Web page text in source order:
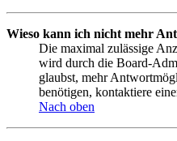
Wieso kann ich nicht mehr
Die maximal zulässige
wird durch die Board-
glaubst, mehr
benötigen, kontaktiere
Nach oben